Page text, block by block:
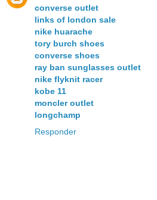
converse outlet
links of london sale
nike huarache
tory burch shoes
converse shoes
ray ban sunglasses outlet
nike flyknit racer
kobe 11
moncler outlet
longchamp
Responder